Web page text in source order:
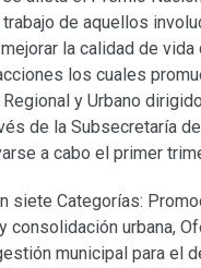
de aquellos
la calidad de
los cuales
y Urbano
de la Subsecretaría
a cabo el primer
siete Categorías:
consolidación urbana,
municipal para el